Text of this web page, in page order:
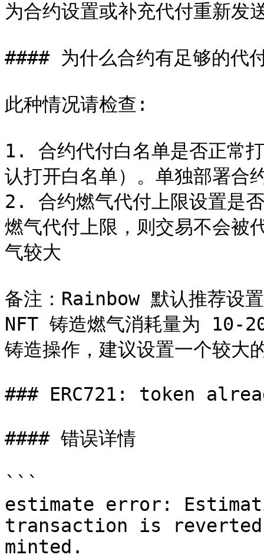
为合约设置或补充代付重新发
#### 为什么合约有足够的代
此种情况请检查:
1. 合约代付白名单是否正常
认打开白名单）。单独部署合
2. 合约燃气代付上限设置是
燃气代付上限，则交易不会
气较大
备注：Rainbow 默认推荐设
NFT 铸造燃气消耗量为
铸造操作，建议设置一个较
### ERC721: token
#### 错误详情
```
estimate error:
transaction is
minted.